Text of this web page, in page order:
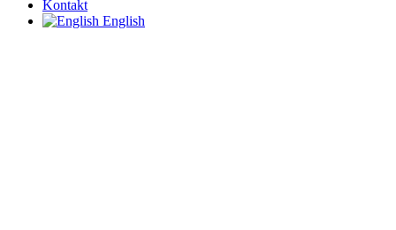
Kontakt
English